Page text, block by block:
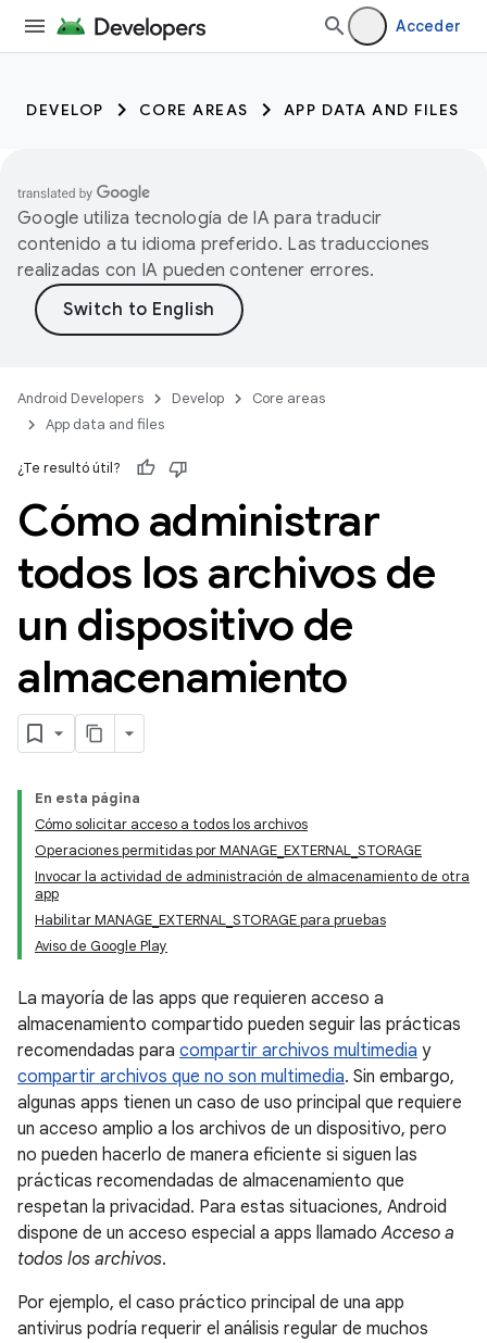
Acceder
DEVELOP CORE AREAS APP DATA AND FILES
Google utiliza tecnología de IA para traducir
contenido a tu idioma preferido. Las traducciones
realizadas con IA pueden contener errores.
Android Developers Develop
Core areas
App data and files
¿Te resultó útil?
Cómo administrar
todos los archivos de
un dispositivo de
almacenamiento
En esta página
Cómo solicitar acceso a todos los archivos
Operaciones permitidas por MANAGE_EXTERNAL_STORAGE
Invocar la actividad de administración de almacenamiento de otra
app
Habilitar MANAGE_EXTERNAL_STORAGE para pruebas
Aviso de Google Play
La mayoría de las apps que requieren acceso a
almacenamiento compartido pueden seguir las prácticas
recomendadas para compartir archivos multimedia y
compartir archivos que no son multimedia. Sin embargo,
algunas apps tienen un caso de uso principal que requiere
un acceso amplio a los archivos de un dispositivo, pero
no pueden hacerlo de manera eficiente si siguen las
prácticas recomendadas de almacenamiento que
respetan la privacidad. Para estas situaciones, Android
dispone de un acceso especial a apps llamadoAcceso a
todos los archivos.
Por ejemplo, el caso práctico principal de una app
antivirus podría requerir el análisis regular de muchos